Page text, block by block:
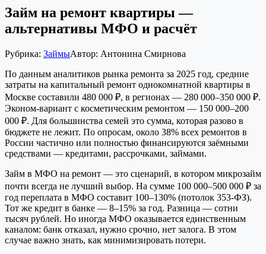
Займ на ремонт квартиры —
альтернативы МФО и расчёт
Рубрика: ЗаймыАвтор: Антонина Смирнова
По данным аналитиков рынка ремонта за 2025 год, средние
затраты на капитальный ремонт однокомнатной квартиры в
Москве составили 480 000 ₽, в регионах — 280 000–350 000 ₽.
Эконом-вариант с косметическим ремонтом — 150 000–200
000 ₽. Для большинства семей это сумма, которая разово в
бюджете не лежит. По опросам, около 38% всех ремонтов в
России частично или полностью финансируются заёмными
средствами — кредитами, рассрочками, займами.
Займ в МФО на ремонт — это сценарий, в котором микрозайм
почти всегда не лучший выбор. На сумме 100 000–500 000 ₽ за
год переплата в МФО составит 100–130% (потолок 353-ФЗ).
Тот же кредит в банке — 8–15% за год. Разница — сотни
тысяч рублей. Но иногда МФО оказывается единственным
каналом: банк отказал, нужно срочно, нет залога. В этом
случае важно знать, как минимизировать потери.